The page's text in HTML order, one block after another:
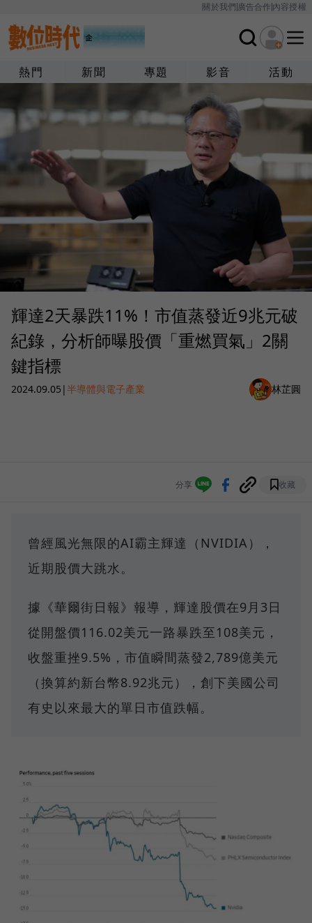
關於我們廣告合作內容授權
熱門 新聞 專題 影音 活動
輝達2天暴跌11%！市值蒸發近9兆元破
紀錄，分析師曝股價「重燃買氣」2關
鍵指標
2024.09.05 |半導體與電子產業 林芷圓
分享 收藏
曾經風光無限的AI霸主輝達（NVIDIA），
近期股價大跳水。
據《華爾街日報》報導，輝達股價在9月3日
從開盤價116.02美元一路暴跌至108美元，
收盤重挫9.5%，市值瞬間蒸發2,789億美元
（換算約新台幣8.92兆元），創下美國公司
有史以來最大的單日市值跌幅。